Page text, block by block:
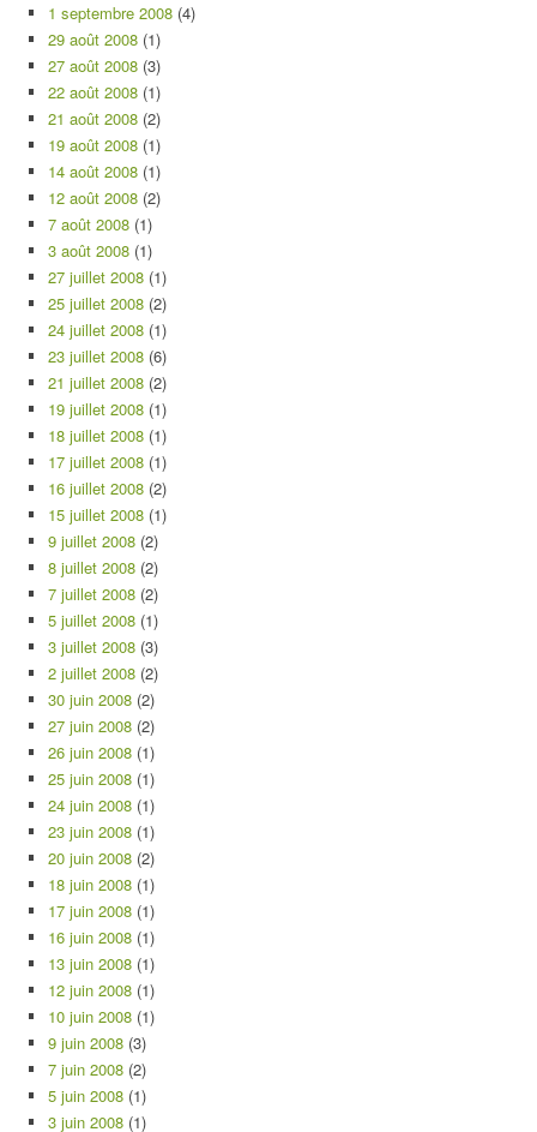
1 septembre 2008 (4)
29 août 2008 (1)
27 août 2008 (3)
22 août 2008 (1)
21 août 2008 (2)
19 août 2008 (1)
14 août 2008 (1)
12 août 2008 (2)
7 août 2008 (1)
3 août 2008 (1)
27 juillet 2008 (1)
25 juillet 2008 (2)
24 juillet 2008 (1)
23 juillet 2008 (6)
21 juillet 2008 (2)
19 juillet 2008 (1)
18 juillet 2008 (1)
17 juillet 2008 (1)
16 juillet 2008 (2)
15 juillet 2008 (1)
9 juillet 2008 (2)
8 juillet 2008 (2)
7 juillet 2008 (2)
5 juillet 2008 (1)
3 juillet 2008 (3)
2 juillet 2008 (2)
30 juin 2008 (2)
27 juin 2008 (2)
26 juin 2008 (1)
25 juin 2008 (1)
24 juin 2008 (1)
23 juin 2008 (1)
20 juin 2008 (2)
18 juin 2008 (1)
17 juin 2008 (1)
16 juin 2008 (1)
13 juin 2008 (1)
12 juin 2008 (1)
10 juin 2008 (1)
9 juin 2008 (3)
7 juin 2008 (2)
5 juin 2008 (1)
3 juin 2008 (1)